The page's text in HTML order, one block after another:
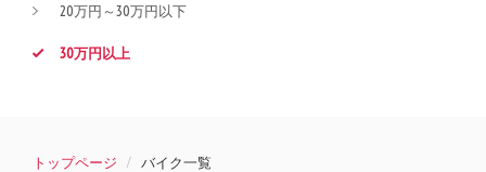
20万円～30万円以下
30万円以上
トップページ バイク一覧